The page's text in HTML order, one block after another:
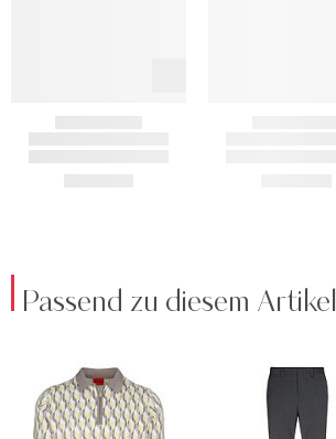
Passend zu diesem Artikel